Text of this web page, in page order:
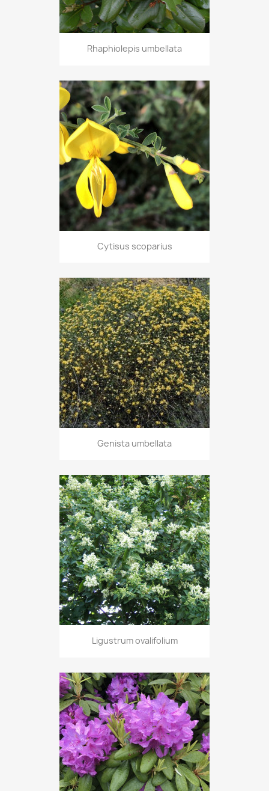
Rhaphiolepis umbellata
Cytisus scoparius
Genista umbellata
Ligustrum ovalifolium